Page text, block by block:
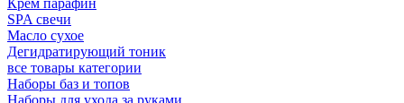
Крем парафин
SPA свечи
Масло сухое
Дегидратирующий тоник
все товары категории
Наборы баз и топов
Наборы для ухода за руками